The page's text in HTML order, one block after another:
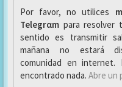
Por favor, no utilices
Telegrαm para resolver
sentido es transmitir
mañana no estará
comunidad en
encontrado nada. Abre un